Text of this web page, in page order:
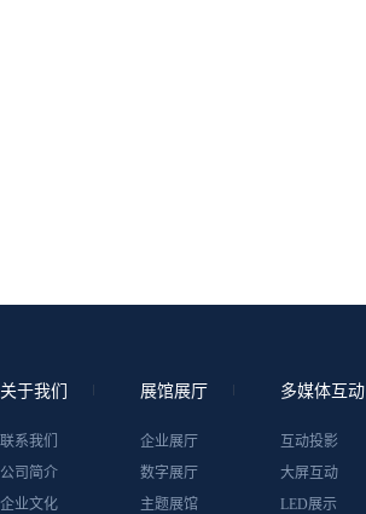
关于我们
联系我们
公司简介
企业文化
展馆展厅
企业展厅
数字展厅
主题展馆
多媒体互动
互动投影
大屏互动
LED展示